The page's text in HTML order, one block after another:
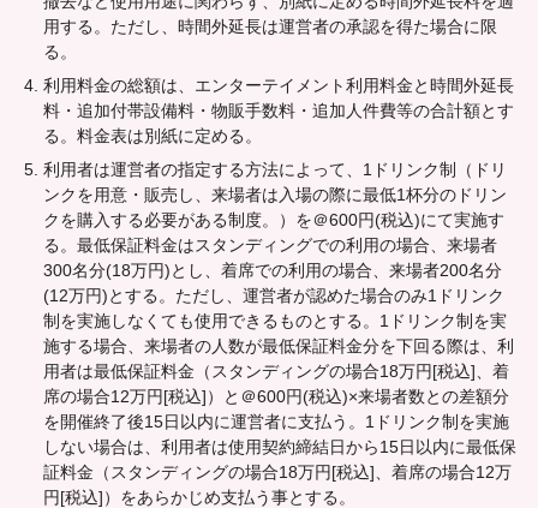
用する。ただし、時間外延長は運営者の承認を得た場合に限
る。
利用料金の総額は、エンターテイメント利用料金と時間外延長
料・追加付帯設備料・物販手数料・追加人件費等の合計額とす
る。料金表は別紙に定める。
利用者は運営者の指定する方法によって、1ドリンク制（ドリ
ンクを用意・販売し、来場者は入場の際に最低1杯分のドリン
クを購入する必要がある制度。）を＠600円(税込)にて実施す
る。最低保証料金はスタンディングでの利用の場合、来場者
300名分(18万円)とし、着席での利用の場合、来場者200名分
(12万円)とする。ただし、運営者が認めた場合のみ1ドリンク
制を実施しなくても使用できるものとする。1ドリンク制を実
施する場合、来場者の人数が最低保証料金分を下回る際は、利
用者は最低保証料金（スタンディングの場合18万円[税込]、着
席の場合12万円[税込]）と＠600円(税込)×来場者数との差額分
を開催終了後15日以内に運営者に支払う。1ドリンク制を実施
しない場合は、利用者は使用契約締結日から15日以内に最低保
証料金（スタンディングの場合18万円[税込]、着席の場合12万
円[税込]）をあらかじめ支払う事とする。